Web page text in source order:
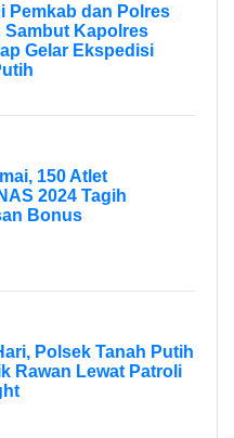
Pemkab dan Polres
Sambut Kapolres
Gelar Ekspedisi
150 Atlet
2024 Tagih
Bonus
Polsek Tanah Putih
Rawan Lewat Patroli